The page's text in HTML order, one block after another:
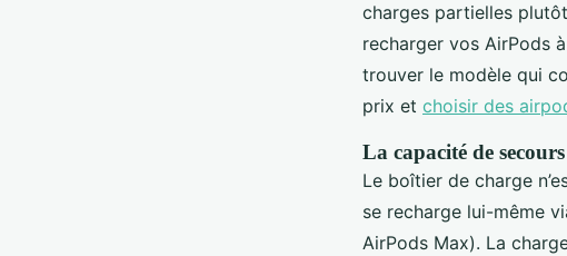
charges partielles
recharger vos AirPods
trouver le modèle qui
prix et choisir des
La capacité de
Le boîtier de charge
se recharge lui-même
AirPods Max). La